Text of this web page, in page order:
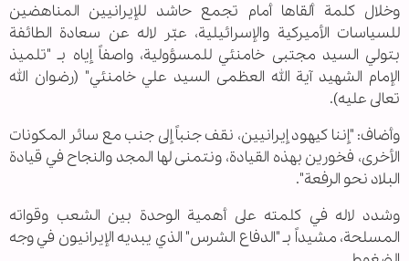
وخلال كلمة ألقاها أمام تجمع حاشد للإيرانيين المناهضين
للسياسات الأميركية والإسرائيلية، عبّر لاله عن سعادة الطائفة
بتولي السيد مجتبى خامنئي للمسؤولية، واصفاً إياه بـ "تلميذ
الإمام الشهيد آية الله العظمى السيد علي خامنئي" (رضوان الله
تعالى عليه).
وأضاف: "إننا كيهود إيرانيين، نقف جنباً إلى جنب مع سائر المكونات
الأخرى، فخورين بهذه القيادة، ونتمنى لها المجد والنجاح في قيادة
البلاد نحو الرفعة".
وشدد لاله في كلمته على أهمية الوحدة بين الشعب وقواته
المسلحة، مشيداً بـ "الدفاع الشرس" الذي يبديه الإيرانيون في وجه